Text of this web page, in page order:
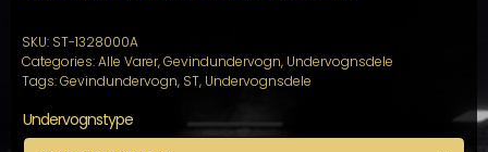
SKU: ST-1328000A
Categories:Alle Varer,Gevindundervogn, Undervognsdele
Tags:Gevindundervogn, ST, Undervognsdele
Undervognstype